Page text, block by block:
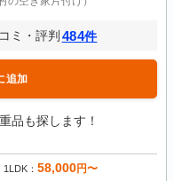
ミ・評判 484件
追加
品も探します！
1LDK 58,000円〜